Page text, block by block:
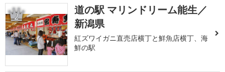
2
道の駅 マリンドリーム能生／
新潟県
紅ズワイガニ直売店横丁と鮮魚店横丁、海
鮮の駅